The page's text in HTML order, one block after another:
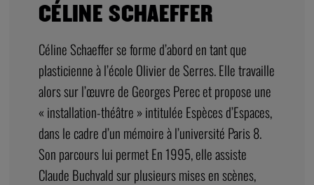
CÉLINE SCHAEFFER
Céline Schaeffer se forme d’abord en tant que
plasticienne à l’école Olivier de Serres. Elle travaille
alors sur l’œuvre de Georges Perec et propose une
« installation-théâtre » intitulée Espèces d’Espaces,
dans le cadre d’un mémoire à l’université Paris 8.
Son parcours lui permet En 1995, elle assiste
Claude Buchvald sur plusieurs mises en scènes,